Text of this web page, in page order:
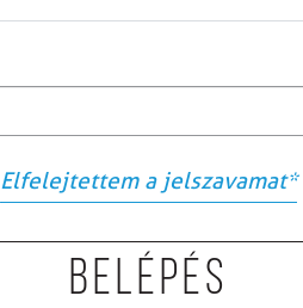
Elfelejtettem a jelszavamat*
Belépés